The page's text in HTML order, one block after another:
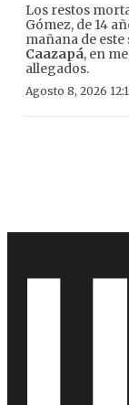
Los restos
Gómez, de 14
mañana de
Caazapá, en
allegados.
Agosto 8, 2026